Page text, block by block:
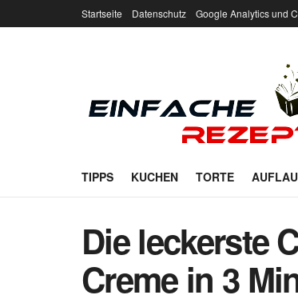
Startseite Datenschutz Google Analytics und
TIPPS KUCHEN TORTE
Die leckerste
Creme in 3